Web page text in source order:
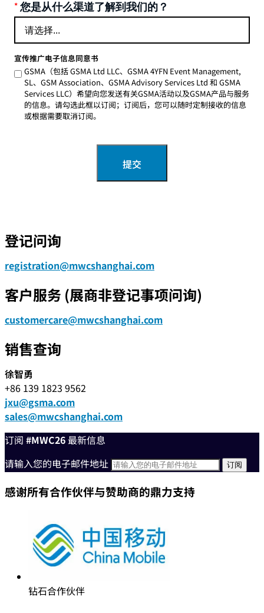
您是从什么渠道了解到我们的？
宣传推广电子信息同意书
GSMA（包括 GSMA Ltd LLC、GSMA 4YFN Event Management,
SL、GSM Association、GSMA Advisory Services Ltd 和 GSMA
Services LLC）希望向您发送有关GSMA活动以及GSMA产品与服务
的信息。请勾选此框以订阅；订阅后，您可以随时定制接收的信息
或根据需要取消订阅。
登记问询
registration@mwcshanghai.com
客户服务 (展商非登记事项问询)
customercare@mwcshanghai.com
销售查询
徐智勇
+86 139 1823 9562
jxu@gsma.com
sales@mwcshanghai.com
订阅 #MWC26最新信息
请输入您的电子邮件地址
感谢所有合作伙伴与赞助商的鼎力支持
钻石合作伙伴